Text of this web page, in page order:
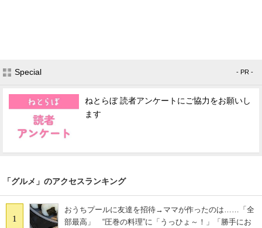
Special - PR -
ねとらぼ 読者アンケートにご協力をお願いし
ます
「グルメ」のアクセスランキング
1
おうちプールに友達を招待→ママが作ったのは……「全
部最高」 “圧巻の料理”に「うっひょ～！」「勝手にお